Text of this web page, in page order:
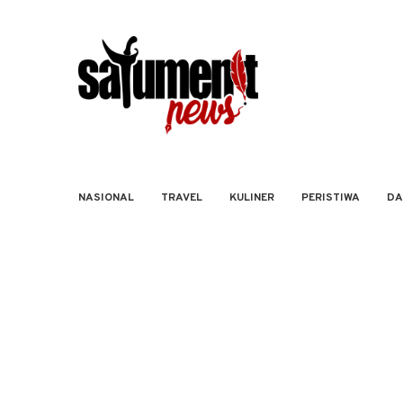
NASIONAL TRAVEL KULINER PERISTIWA